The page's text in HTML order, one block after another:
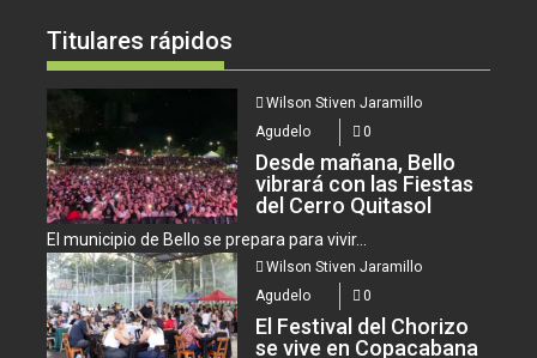
Titulares rápidos
Wilson Stiven Jaramillo
Agudelo
0
Desde mañana, Bello
vibrará con las Fiestas
del Cerro Quitasol
El municipio de Bello se prepara para vivir...
Wilson Stiven Jaramillo
Agudelo
0
El Festival del Chorizo
se vive en Copacabana